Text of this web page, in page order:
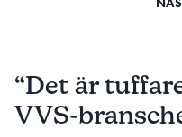
“Det är
VVS-